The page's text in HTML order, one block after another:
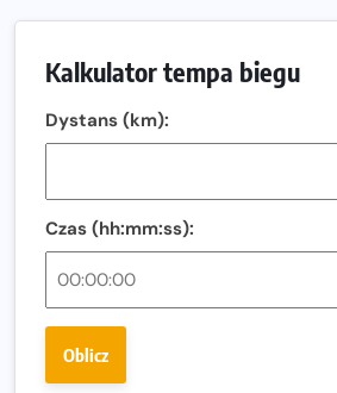
i zawodnika Hyrox?
Regeneracja w bieganiu. Co warto o
Fabrykanta. Organizatorzy
dniu.
Złota Seria 42 rośnie. Coraz więcej
Polsce
Praska 5k Run gospodarzem
Kalkulator tempa biegu
Dystans (km):
Czas (hh:mm:ss):
Oblicz